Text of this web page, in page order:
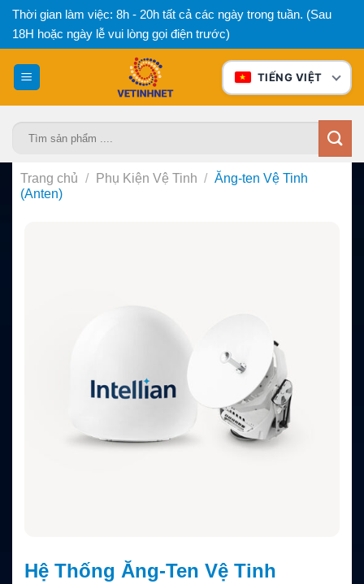
Bỏ
qua
nội
dung
Thời gian làm việc: 8h - 20h tất cả các ngày trong tuần. (Sau
18H hoặc ngày lễ vui lòng gọi điện trước)
TIẾNG VIỆT
Trang chủ / Phụ Kiện Vệ Tinh / Ăng-ten Vệ Tinh
(Anten)
Hệ Thống Ăng-Ten Vệ Tinh